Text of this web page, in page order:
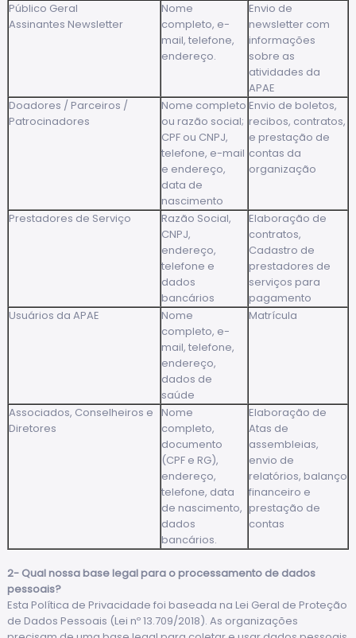
Público Geral
Assinantes Newsletter
Nome
completo, e-
mail, telefone,
endereço.
Envio de
newsletter com
informações
sobre as
atividades da
APAE
Doadores / Parceiros /
Patrocinadores
Nome completo
ou razão social;
CPF ou CNPJ,
telefone, e-mail
e endereço,
data de
nascimento
Envio de boletos,
recibos, contratos,
e prestação de
contas da
organização
Prestadores de Serviço
Razão Social,
CNPJ,
endereço,
telefone e
dados
bancários
Elaboração de
contratos,
Cadastro de
prestadores de
serviços para
pagamento
Usuários da APAE
Nome
completo, e-
mail, telefone,
endereço,
dados de
saúde
Matrícula
Associados, Conselheiros e
Diretores
Nome
completo,
documento
(CPF e RG),
endereço,
telefone, data
de nascimento,
dados
bancários.
Elaboração de
Atas de
assembleias,
envio de
relatórios, balanço
financeiro e
prestação de
contas
2- Qual nossa base legal para o processamento de dados
pessoais?
Esta Política de Privacidade foi baseada na Lei Geral de Proteção
de Dados Pessoais (Lei nº 13.709/2018). As organizações